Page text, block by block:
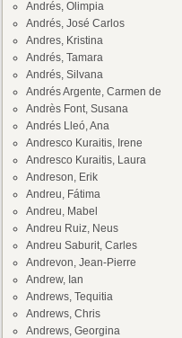
Andrés, Olimpia
Andrés, José Carlos
Andres, Kristina
Andrés, Tamara
Andrés, Silvana
Andrés Argente, Carmen de
Andrès Font, Susana
Andrés Lleó, Ana
Andresco Kuraitis, Irene
Andresco Kuraitis, Laura
Andreson, Erik
Andreu, Fátima
Andreu, Mabel
Andreu Ruiz, Neus
Andreu Saburit, Carles
Andrevon, Jean-Pierre
Andrew, Ian
Andrews, Tequitia
Andrews, Chris
Andrews, Georgina